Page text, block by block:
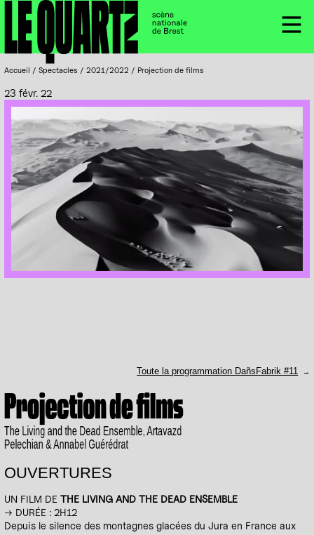
Panneau de gestion des cookies
Accueil
Menu
Accueil / Spectacles / 2021/2022 / Projection de films
23 févr. 22
Toute la programmation DañsFabrik #11
Projection de films
The Living and the Dead Ensemble, Artavazd
Pelechian & Annabel Guérédrat
OUVERTURES
UN FILM DETHE LIVING AND THE DEAD ENSEMBLE
→ DURÉE : 2H12
Depuis le silence des montagnes glacées du Jura en France aux